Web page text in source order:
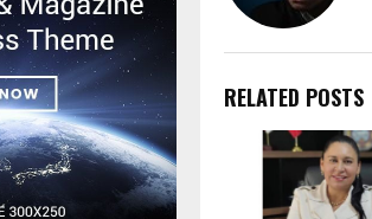
RELATED POSTS